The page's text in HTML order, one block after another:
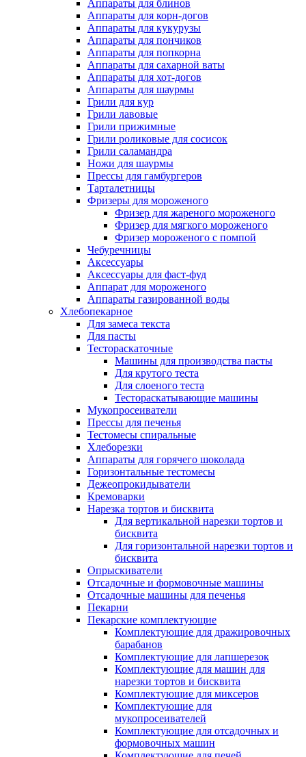
Аппараты для блинов
Аппараты для корн-догов
Аппараты для кукурузы
Аппараты для пончиков
Аппараты для попкорна
Аппараты для сахарной ваты
Аппараты для хот-догов
Аппараты для шаурмы
Грили для кур
Грили лавовые
Грили прижимные
Грили роликовые для сосисок
Грили саламандра
Ножи для шаурмы
Прессы для гамбургеров
Тарталетницы
Фризеры для мороженого
Фризер для жареного мороженого
Фризер для мягкого мороженого
Фризер мороженого с помпой
Чебуречницы
Аксессуары
Аксессуары для фаст-фуд
Аппарат для мороженого
Аппараты газированной воды
Хлебопекарное
Для замеса текста
Для пасты
Тестораскаточные
Машины для производства пасты
Для крутого теста
Для слоеного теста
Тестораскатывающие машины
Мукопросеиватели
Прессы для печенья
Тестомесы спиральные
Хлеборезки
Аппараты для горячего шоколада
Горизонтальные тестомесы
Дежеопрокидыватели
Кремоварки
Нарезка тортов и бисквита
Для вертикальной нарезки тортов и
бисквита
Для горизонтальной нарезки тортов и
бисквита
Опрыскиватели
Отсадочные и формовочные машины
Отсадочные машины для печенья
Пекарни
Пекарские комплектующие
Комплектующие для дражировочных
барабанов
Комплектующие для лапшерезок
Комплектующие для машин для
нарезки тортов и бисквита
Комплектующие для миксеров
Комплектующие для
мукопросеивателей
Комплектующие для отсадочных и
формовочных машин